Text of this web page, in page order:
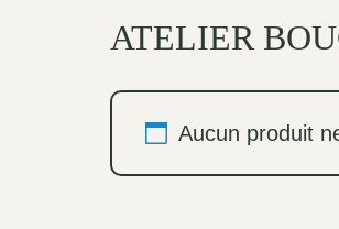
ATELIER
Aucun produit